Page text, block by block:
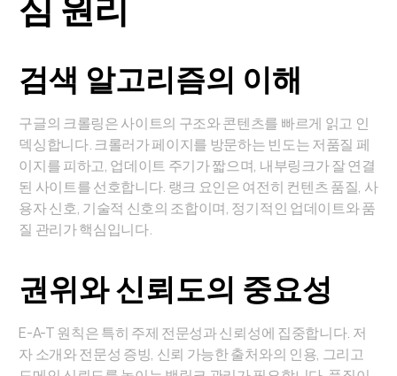
검색 알고리즘의 이해
구글의 크롤링은 사이트의 구조와 콘텐츠를 빠르게 읽고 인
덱싱합니다. 크롤러가 페이지를 방문하는 빈도는 저품질 페
이지를 피하고, 업데이트 주기가 짧으며, 내부링크가 잘 연결
된 사이트를 선호합니다. 랭크 요인은 여전히 컨텐츠 품질, 사
용자 신호, 기술적 신호의 조합이며, 정기적인 업데이트와 품
질 관리가 핵심입니다.
권위와 신뢰도의 중요성
E-A-T 원칙은 특히 주제 전문성과 신뢰성에 집중합니다. 저
자 소개와 전문성 증빙, 신뢰 가능한 출처와의 인용, 그리고